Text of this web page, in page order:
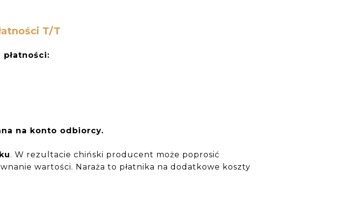
T/T
na konto odbiorcy.
. W rezultacie chiński producent może poprosić
wartości. Naraża to płatnika na dodatkowe koszty